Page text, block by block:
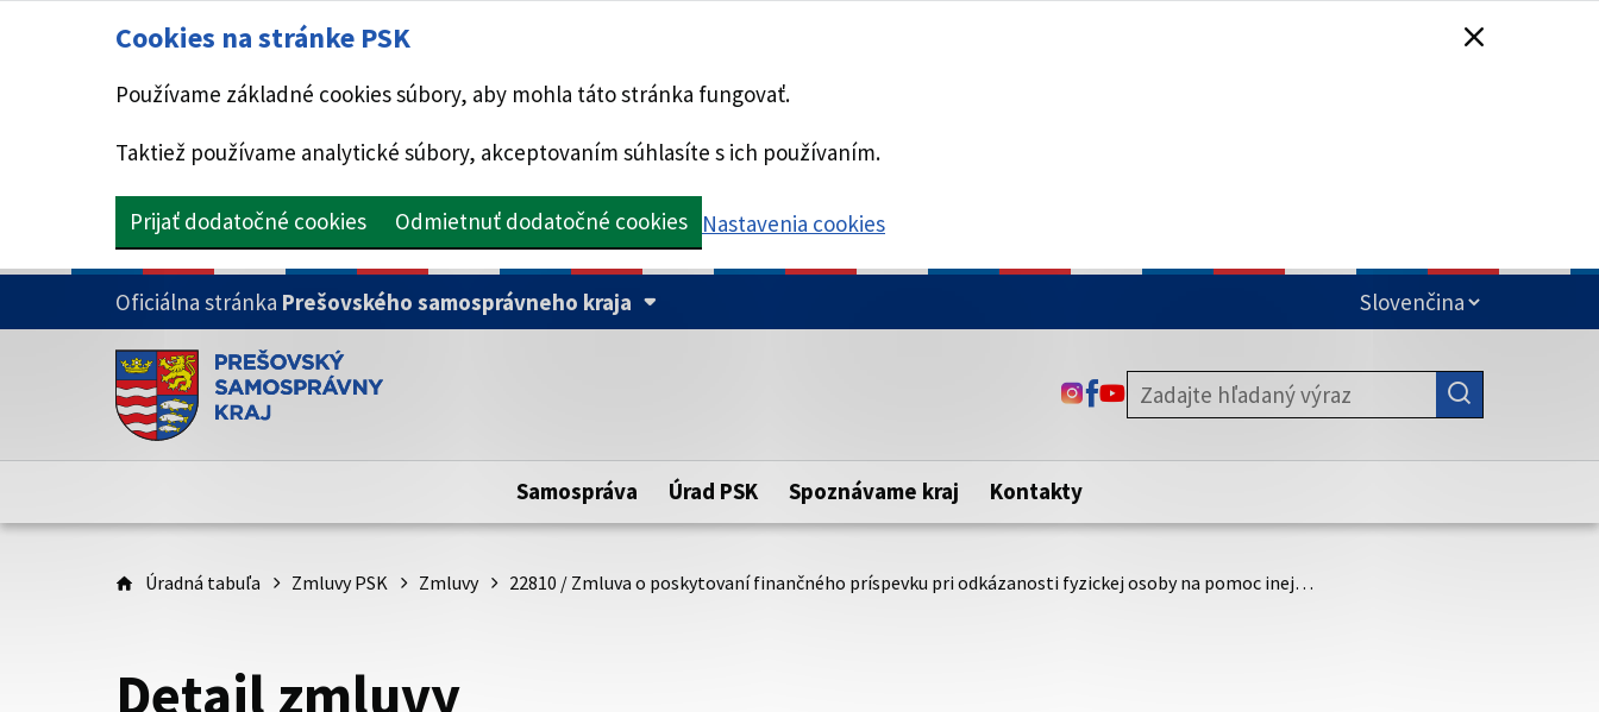
Cookies na stránke PSK
Používame základné cookies súbory, aby mohla táto stránka fungovať.
Taktiež používame analytické súbory, akceptovaním súhlasíte s ich používaním.
Prijať dodatočné cookies Odmietnuť dodatočné cookies Nastavenia cookies
PRESKOČIŤ NA HLAVNÝ OBSAH
Oficiálna stránka Prešovského samosprávneho kraja
Doména psk.sk je oficiálna
Toto je oficiálna webová stránka Prešovského samosprávneho kraja.
Táto stránka je zabezpečená
zabezpečenú webovú stránku. Zabezpečená stránka vždy začína
https:// pred názvom domény webového sídla.
ODKAZ SA OTVORÍ NA NOVEJ KARTE
ODKAZ SA OTVORÍ NA NOVEJ KARTE
ODKAZ SA OTVORÍ NA NOVEJ KARTE
Samospráva Úrad PSK Spoznávame kraj Kontakty
Úradná tabuľa Zmluvy PSK Zmluvy 22810 / Zmluva o poskytovaní finančného príspevku pri odkázanosti fyzickej osoby na pomoc inej…
Detail zmluvy